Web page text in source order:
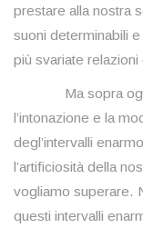
prestare alla nostra
suoni determinabili
più svariate
Ma sopra ogni
l’intonazione e la
degl’intervalli
l’artificiosità della
vogliamo superare.
questi intervalli